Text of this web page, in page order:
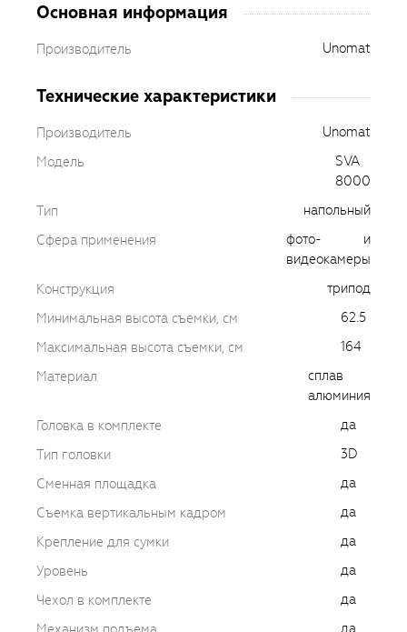
Основная информация
Производитель Unomat
Технические характеристики
Производитель
Unomat
Модель
SVA
8000
Тип
напольный
Сфера применения
фото- и
видеокамеры
Конструкция
трипод
Минимальная высота съемки, см
62.5
Максимальная высота съемки, см
164
Материал
сплав
алюминия
Головка в комплекте
да
Тип головки
3D
Сменная площадка
да
Съемка вертикальным кадром
да
Крепление для сумки
да
Уровень
да
Чехол в комплекте
да